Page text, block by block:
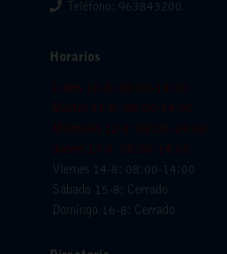
Teléfono: 963843200.
Horarios
Lunes 10-8: 08:00-14:00
Martes 11-8: 08:00-14:00
Miercoles 12-8: 08:00-14:00
Jueves 13-8: 08:00-14:00
Viernes 14-8: 08:00-14:00
Sábado 15-8: Cerrado
Domingo 16-8: Cerrado